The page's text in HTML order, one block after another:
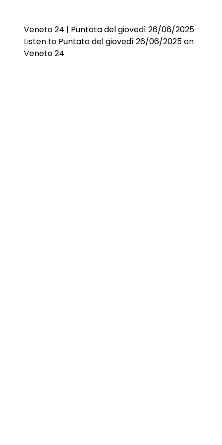
Veneto 24 | Puntata del giovedì 26/06/2025
Listen to Puntata del giovedì 26/06/2025 on
Veneto 24